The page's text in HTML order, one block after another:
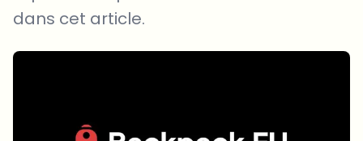
dans cet article.